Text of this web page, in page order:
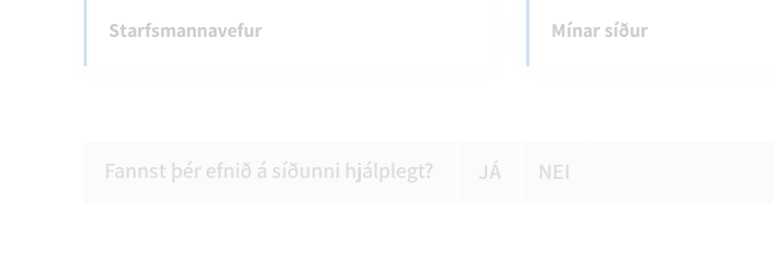
Starfsmannavefur Mínar síður
Fannst þér efnið á síðunni hjálplegt? JÁ NEI